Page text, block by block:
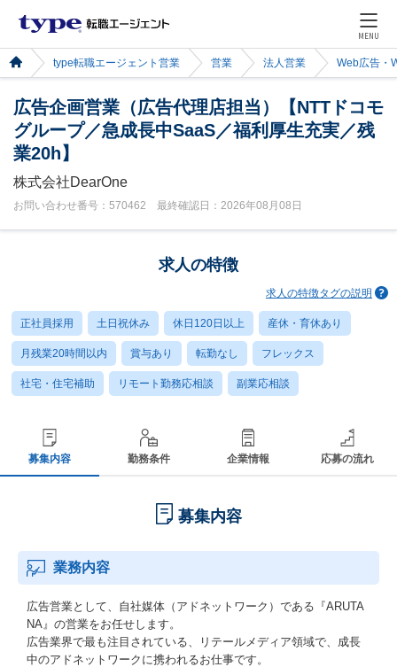
MENU
type転職エージェント営業 営業 法人営業 Web広告・
広告企画営業（広告代理店担当）【NTTドコモ
グループ／急成長中SaaS／福利厚生充実／残
業20h】
株式会社DearOne
お問い合わせ番号：570462 最終確認日：2026年08月08日
求人の特徴
求人の特徴タグの説明
正社員採用 土日祝休み 休日120日以上 産休・育休あり
月残業20時間以内 賞与あり 転勤なし フレックス
社宅・住宅補助 リモート勤務応相談 副業応相談
募集内容 勤務条件 企業情報 応募の流れ
募集内容
業務内容
広告営業として、自社媒体（アドネットワーク）である『ARUTA
NA』の営業をお任せします。
広告業界で最も注目されている、リテールメディア領域で、成長
中のアドネットワークに携われるお仕事です。